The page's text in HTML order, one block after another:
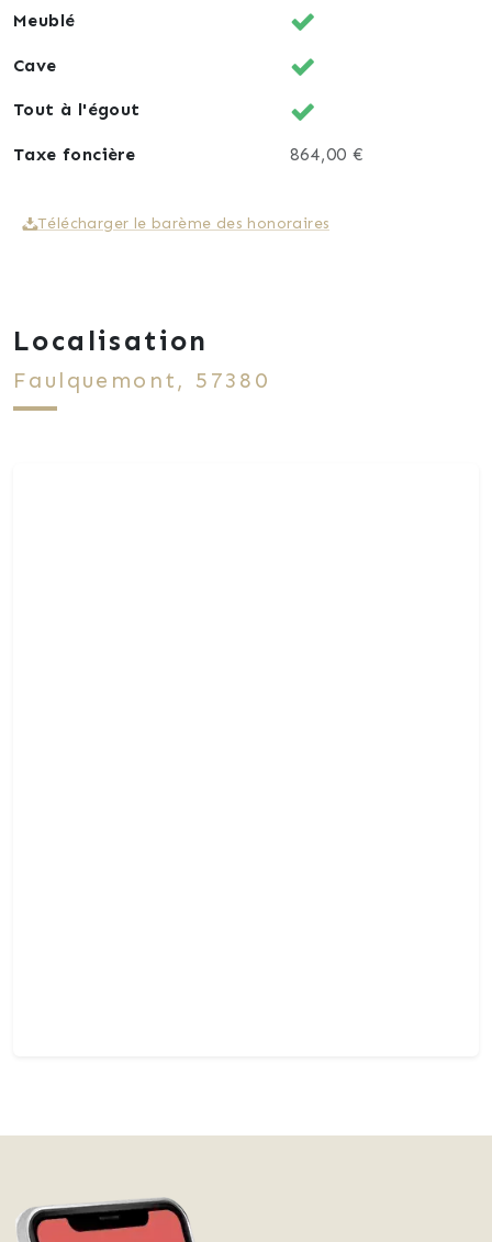
Vos Agents de Proximité en Immobilier.
Meublé
Cave
Tout à l'égout
Taxe foncière 864,00 €
Télécharger le barème des honoraires
Localisation
Faulquemont, 57380